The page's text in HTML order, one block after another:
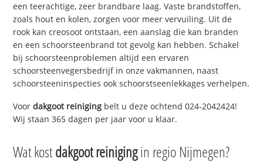
een teerachtige, zeer brandbare laag. Vaste brandstoffen,
zoals hout en kolen, zorgen voor meer vervuiling. Uit de
rook kan creosoot ontstaan, een aanslag die kan branden
en een schoorsteenbrand tot gevolg kan hebben. Schakel
bij schoorsteenproblemen altijd een ervaren
schoorsteenvegersbedrijf in onze vakmannen, naast
schoorsteeninspecties ook schoorstseenlekkages verhelpen.
Voordakgoot reiniging belt u deze ochtend 024-2042424!
Wij staan 365 dagen per jaar voor u klaar.
Wat kostdakgoot reinigingin regio Nijmegen?